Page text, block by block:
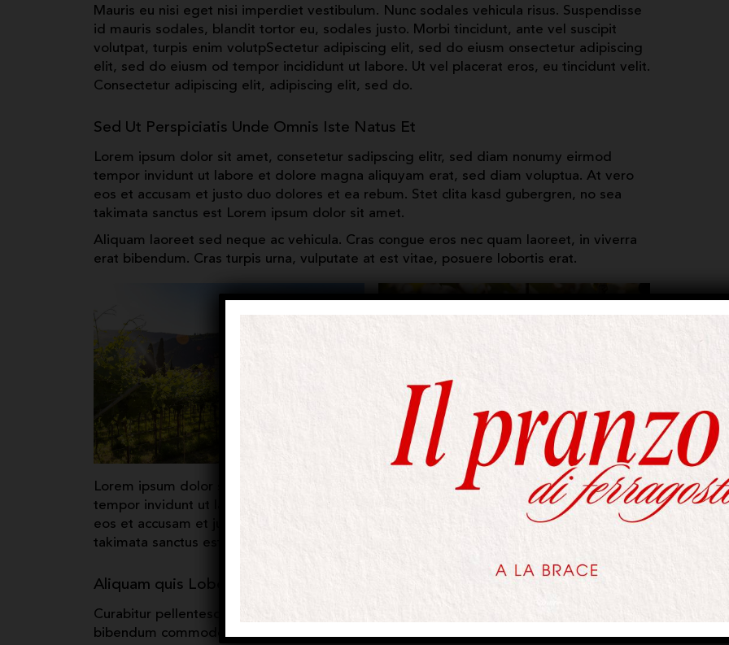
Mauris eu nisi eget nisi imperdiet vestibulum. Nunc sodales vehicula risus. Suspendisse
id mauris sodales, blandit tortor eu, sodales justo. Morbi tincidunt, ante vel suscipit
volutpat, turpis enim volutpSectetur adipiscing elit, sed do eiusm onsectetur adipiscing
elit, sed do eiusm od tempor incididunt ut labore. Ut vel placerat eros, eu tincidunt velit.
Consectetur adipiscing elit, adipiscing elit, sed do.
Sed Ut Perspiciatis Unde Omnis Iste Natus Et
Lorem ipsum dolor sit amet, consetetur sadipscing elitr, sed diam nonumy eirmod
tempor invidunt ut labore et dolore magna aliquyam erat, sed diam voluptua. At vero
eos et accusam et justo duo dolores et ea rebum. Stet clita kasd gubergren, no sea
takimata sanctus est Lorem ipsum dolor sit amet.
Aliquam laoreet sed neque ac vehicula. Cras congue eros nec quam laoreet, in viverra
erat bibendum. Cras turpis urna, vulputate at est vitae, posuere lobortis erat.
Lorem ipsum dolor sit amet, consetetur sadipscing elitr, sed diam nonumy eirmod
tempor invidunt ut labore et dolore magna aliquyam erat, sed diam voluptua. At vero
eos et accusam et justo duo dolores et ea rebum. Stet clita kasd gubergren, no sea
takimata sanctus est Lorem ipsum dolor sit amet.
Aliquam quis Lobortis Quam
Curabitur pellentesque odio magna, id malesuada arcu sodales ut. Sed sed quam ut ex
bibendum commodo id id magna. Aliquam sed ligula sed ante blandit volutpat. Ut